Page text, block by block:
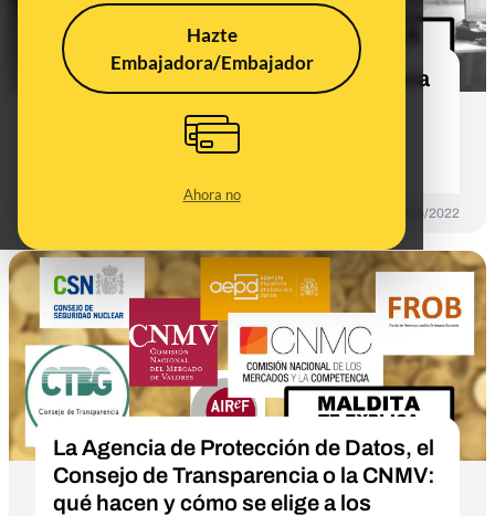
Hazte
Embajadora/Embajador
Ahora no
¿Qué es el Consejo de Transparencia
funciona y cómo se elige a su
13/05/2022
La Agencia de Protección de Datos, el
Consejo de Transparencia o la CNMV:
qué hacen y cómo se elige a los